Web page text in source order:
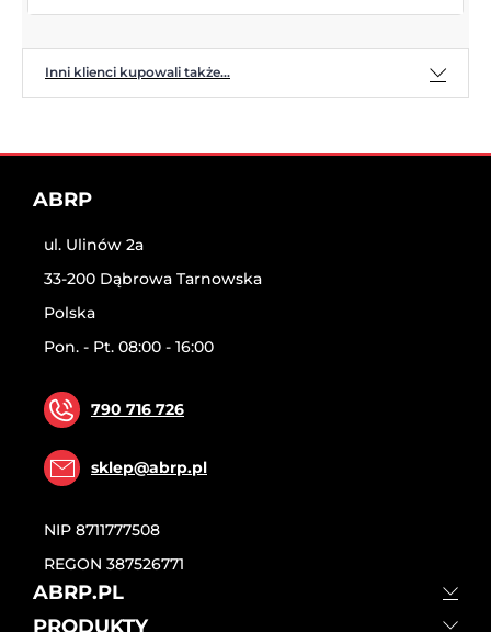
Inni klienci kupowali także...
ABRP
ul. Ulinów 2a
33-200 Dąbrowa Tarnowska
Polska
Pon. - Pt. 08:00 - 16:00
790 716 726
sklep@abrp.pl
NIP 8711777508
REGON 387526771
ABRP.PL
PRODUKTY